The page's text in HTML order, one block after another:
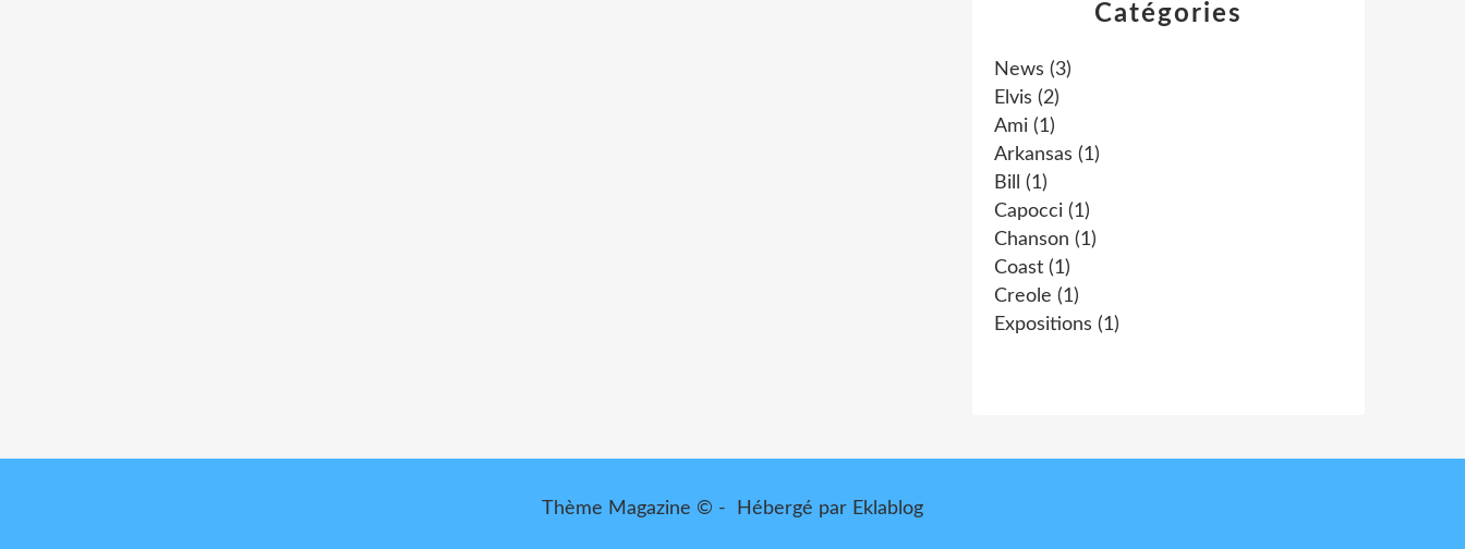
Catégories
News (3)
Elvis (2)
Ami (1)
Arkansas (1)
Bill
(1)
Capocci (1)
Chanson (1)
Coast (1)
Creole (1)
Expositions (1)
Thème Magazine © - Hébergé par Eklablog